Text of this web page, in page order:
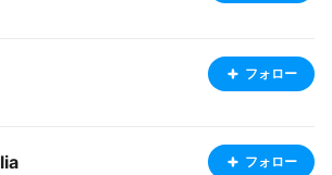
フォロー
フォロー